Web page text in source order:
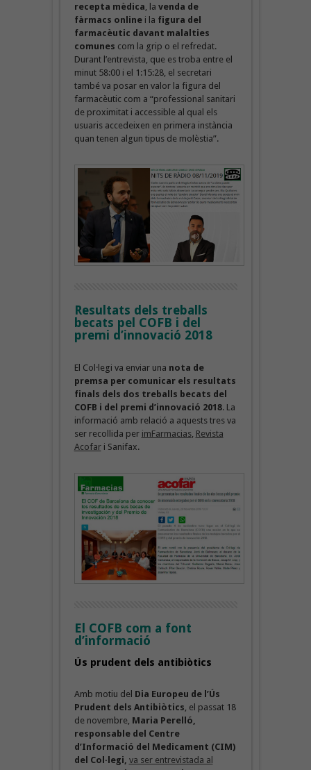
recepta mèdica , la venda de
fàrmacs onlinei la figura del
farmacèutic davant malalties
comunes com la grip o el refredat.
Durant l’entrevista, que es troba entre el
minut 58:00 i el 1:15:28, el secretari
també va posar en valor la figura del
farmacèutic com a “professional sanitari
de proximitat i accessible al qual els
usuaris accedeixen en primera instància
quan tenen algun tipus de molèstia”.
Resultats dels treballs
becats pel COFB i del
premi d’innovació 2018
El Col·legi va enviar una nota de
premsa per comunicar els resultats
finals dels dos treballs becats del
COFB i del premi d’innovació 2018. La
informació amb relació a aquests tres va
ser recollida per imFarmacias, Revista
Acofari Sanifax.
El COFB com a font
d’informació
Ús prudent dels antibiòtics
Amb motiu del Dia Europeu de l’Ús
Prudent dels Antibiòtics, el passat 18
de novembre, Maria Perelló,
responsable del Centre
d’Informació del Medicament (CIM)
del Col·legi, va ser entrevistada al